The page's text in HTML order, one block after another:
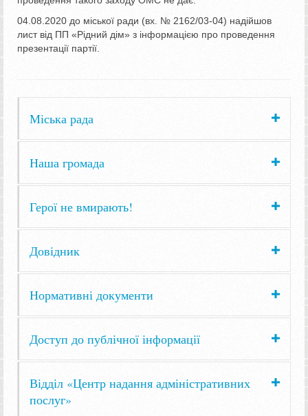
04.08.2020 до міської ради (вх. № 2162/03-04) надійшов
лист від ПП «Рідний дім» з інформацією про проведення
презентації партії.
Міська рада
Наша громада
Герої не вмирають!
Довідник
Нормативні документи
Доступ до публічної інформації
Відділ «Центр надання адміністративних
послуг»